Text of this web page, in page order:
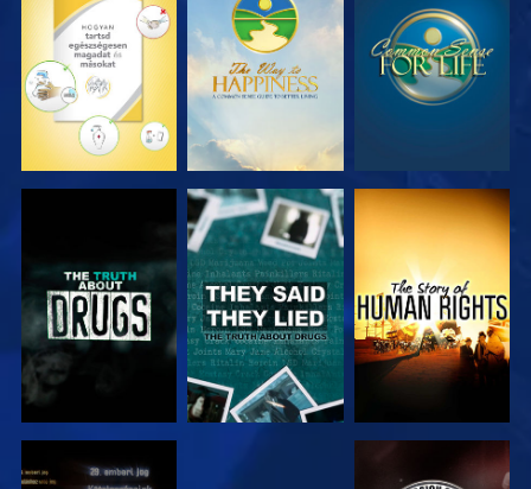
MŰSORNÉZÉS MŰSORNÉZÉS MŰSORNÉZÉS
MŰSORNÉZÉS MŰSORNÉZÉS MŰSORNÉZÉS